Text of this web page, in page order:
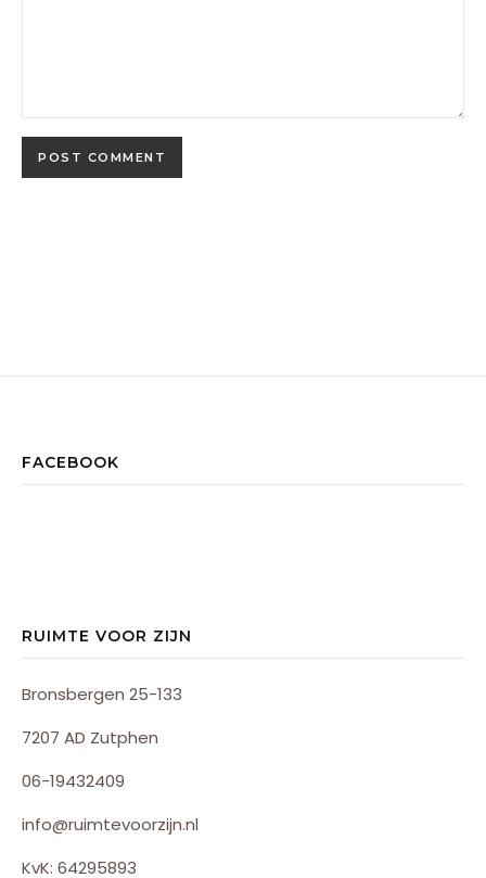
FACEBOOK
RUIMTE VOOR ZIJN
Bronsbergen 25-133
7207 AD Zutphen
06-19432409
info@ruimtevoorzijn.nl
KvK: 64295893